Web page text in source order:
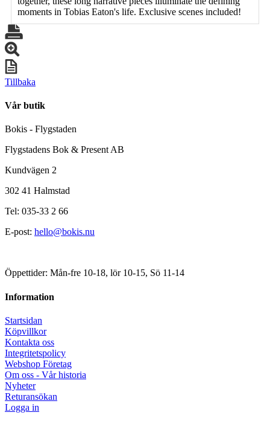
moments in Tobias Eaton's life. Exclusive scenes included!
Tillbaka
Vår butik
Bokis - Flygstaden
Flygstadens Bok & Present AB
Kundvägen 2
302 41 Halmstad
Tel: 035-33 2 66
E-post: hello@bokis.nu
Öppettider: Mån-fre 10-18, lör 10-15, Sö 11-14
Information
Startsidan
Köpvillkor
Kontakta oss
Integritetspolicy
Webshop Företag
Om oss - Vår historia
Nyheter
Returansökan
Logga in